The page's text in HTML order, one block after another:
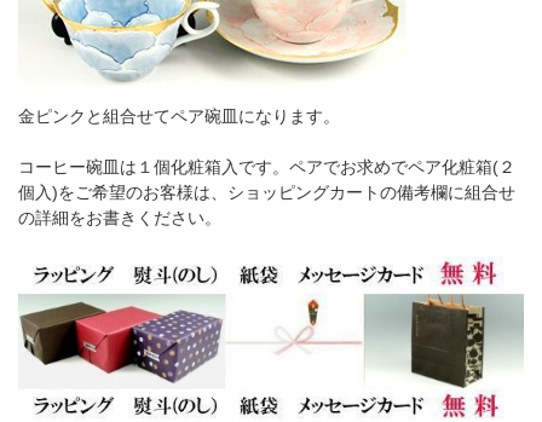
金ピンクと組合せてペア碗皿になります。
コーヒー碗皿は１個化粧箱入です。ペアでお求めでペア化粧箱(２
個入)をご希望のお客様は、ショッピングカートの備考欄に組合せ
の詳細をお書きください。